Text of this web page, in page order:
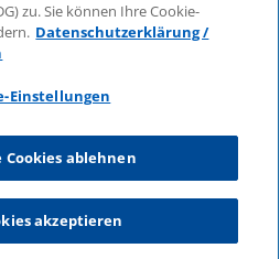
keine Dienstleistungen für
ist befugt, KPMG
Mitgliedsfirma
International nicht
zu verpflichten
zu. Sie können Ihre Cookie-
Datenschutzerklärung /
Einstellungen
ablehnen
akzeptieren